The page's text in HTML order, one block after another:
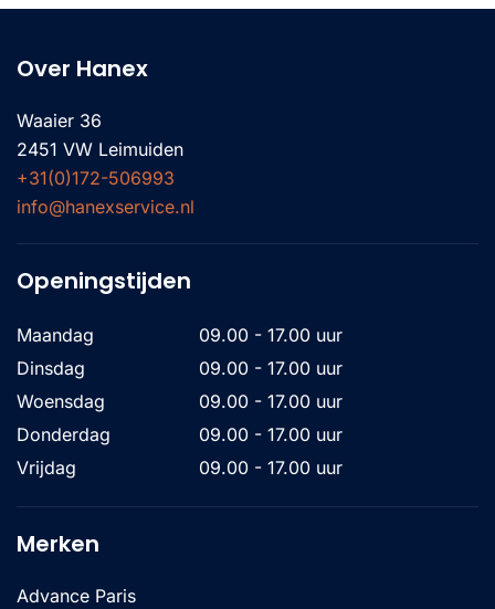
Over Hanex
Waaier 36
2451 VW Leimuiden
+31(0)172-506993
info@hanexservice.nl
Openingstijden
Maandag
09.00 - 17.00 uur
Dinsdag
09.00 - 17.00 uur
Woensdag
09.00 - 17.00 uur
Donderdag
09.00 - 17.00 uur
Vrijdag
09.00 - 17.00 uur
Merken
Advance Paris